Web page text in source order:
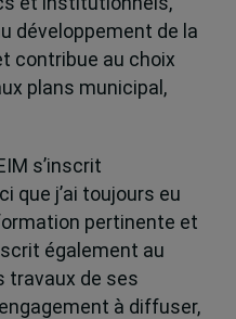
développement de la
contribue au choix
plans municipal,
s’inscrit
que j’ai toujours eu
pertinente et
également au
travaux de ses
à diffuser,